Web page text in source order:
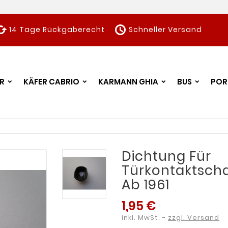
14 Tage Rückgaberecht schedule Schneller Versand
KÄFER CABRIO KARMANN GHIA BUS
Dichtung Für
Ab 1961
1,95 €
inkl. MwSt.
zzgl. Versand